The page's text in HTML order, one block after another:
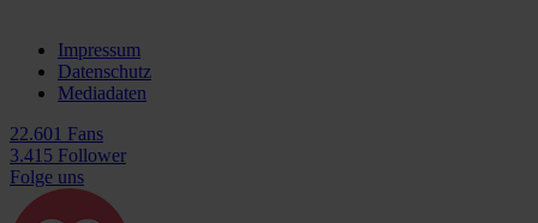
Impressum
Datenschutz
Mediadaten
22.601 Fans
3.415 Follower
Folge uns